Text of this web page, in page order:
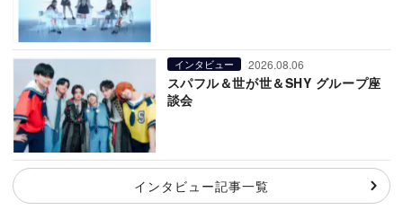
インタビュー 2026.08.06
スパフル＆世が世＆SHY グループ座
談会
インタビュー記事一覧